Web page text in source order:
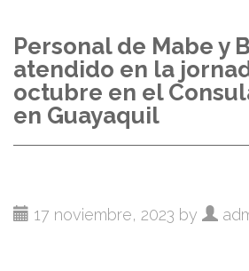
Personal de Mabe y
atendido en la
octubre en el
en Guayaquil
17 noviembre, 2023 by